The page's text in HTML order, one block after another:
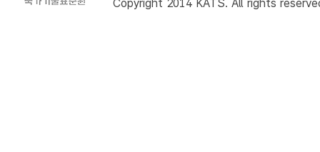
Copyright 2014 KATS. All rights